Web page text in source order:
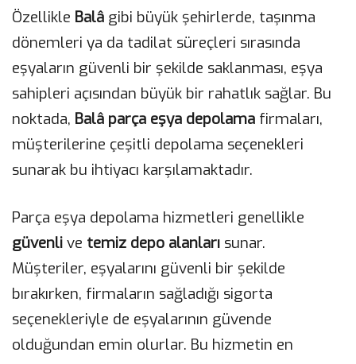
Özellikle Balâ gibi büyük şehirlerde, taşınma
dönemleri ya da tadilat süreçleri sırasında
eşyaların güvenli bir şekilde saklanması, eşya
sahipleri açısından büyük bir rahatlık sağlar. Bu
noktada, Balâ parça eşya depolama firmaları,
müşterilerine çeşitli depolama seçenekleri
sunarak bu ihtiyacı karşılamaktadır.
Parça eşya depolama hizmetleri genellikle
güvenli ve temiz depo alanları sunar.
Müşteriler, eşyalarını güvenli bir şekilde
bırakırken, firmaların sağladığı sigorta
seçenekleriyle de eşyalarının güvende
olduğundan emin olurlar. Bu hizmetin en